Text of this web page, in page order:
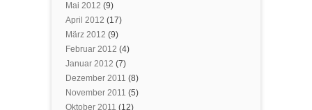
Mai 2012 (9)
April 2012 (17)
März 2012 (9)
Februar 2012 (4)
Januar 2012 (7)
Dezember 2011 (8)
November 2011 (5)
Oktober 2011 (12)